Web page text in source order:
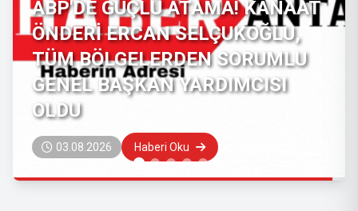
Ahmet Davutoğlu siyaseti
bıraktığını açıkladı: Gelecek
Partisi’ni feshetti
29.07.2026 Haberi Oku